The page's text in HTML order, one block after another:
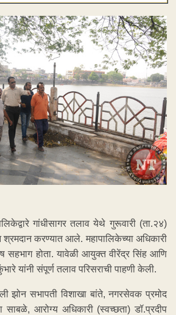
गांधीसागर तलाव येथे गुरूवारी (ता.२४)
करण्यात आले. महापालिकेच्या अधिकारी
सहभाग होता. यावेळी आयुक्त वीरेंद्र सिंह आणि
यांनी संपूर्ण तलाव परिसराची पाहणी केली.
झोन सभापती विशाखा बांते, नगरसेवक प्रमोद
साबळे, आरोग्य अधिकारी (स्वच्छता) डॉ.प्रदीप